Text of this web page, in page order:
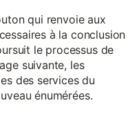
qui renvoie aux
à la conclusion
le processus de
suivante, les
des services du
énumérées.